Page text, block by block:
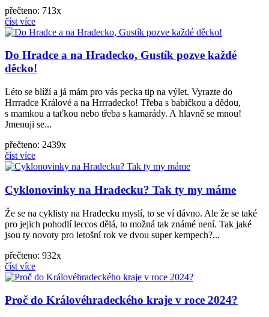
přečteno: 713x
číst více
Do Hradce a na Hradecko, Gustík pozve každé
děcko!
Léto se blíží a já mám pro vás pecka tip na výlet. Vyrazte do
Hrrradce Králové a na Hrrradecko! Třeba s babičkou a dědou,
s mamkou a taťkou nebo třeba s kamarády. A hlavně se mnou!
Jmenuji se...
přečteno: 2439x
číst více
Cyklonovinky na Hradecku? Tak ty my máme
Že se na cyklisty na Hradecku myslí, to se ví dávno. Ale že se také
pro jejich pohodlí leccos dělá, to možná tak známé není. Tak jaké
jsou ty novoty pro letošní rok ve dvou super kempech?...
přečteno: 932x
číst více
Proč do Královéhradeckého kraje v roce 2024?